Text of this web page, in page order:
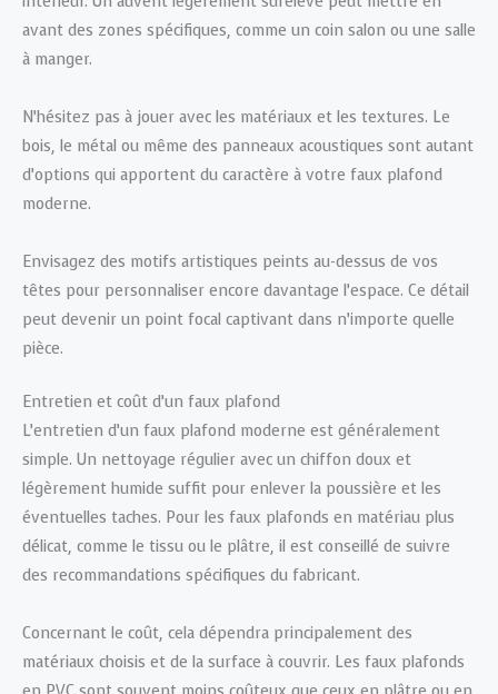
avant des zones spécifiques, comme un coin salon ou une salle
à manger.
N’hésitez pas à jouer avec les matériaux et les textures. Le
bois, le métal ou même des panneaux acoustiques sont autant
d’options qui apportent du caractère à votre faux plafond
moderne.
Envisagez des motifs artistiques peints au-dessus de vos
têtes pour personnaliser encore davantage l’espace. Ce détail
peut devenir un point focal captivant dans n’importe quelle
pièce.
Entretien et coût d’un faux plafond
L’entretien d’un faux plafond moderne est généralement
simple. Un nettoyage régulier avec un chiffon doux et
légèrement humide suffit pour enlever la poussière et les
éventuelles taches. Pour les faux plafonds en matériau plus
délicat, comme le tissu ou le plâtre, il est conseillé de suivre
des recommandations spécifiques du fabricant.
Concernant le coût, cela dépendra principalement des
matériaux choisis et de la surface à couvrir. Les faux plafonds